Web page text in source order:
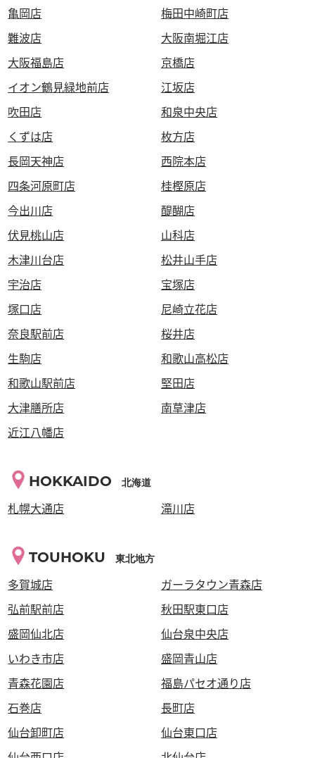
亀岡店
梅田中崎町店
難波店
大阪南堀江店
大阪福島店
京橋店
イオン鶴見緑地前店
江坂店
吹田店
和泉中央店
くずは店
枚方店
長岡天神店
西院本店
四条河原町店
桂樫原店
今出川店
醍醐店
伏見桃山店
山科店
木津川台店
松井山手店
宇治店
宝塚店
塚口店
尼崎立花店
奈良駅前店
桜井店
生駒店
和歌山高松店
和歌山駅前店
堅田店
大津膳所店
南草津店
近江八幡店
HOKKAIDO 北海道
札幌大通店 滝川店
TOUHOKU 東北地方
多賀城店
ガーラタウン青森店
弘前駅前店
秋田駅東口店
盛岡仙北店
仙台泉中央店
いわき市店
盛岡青山店
青森花園店
福島パセオ通り店
石巻店
長町店
仙台卸町店
仙台東口店